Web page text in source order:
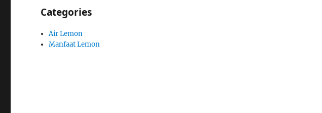
Categories
Air Lemon
Manfaat Lemon